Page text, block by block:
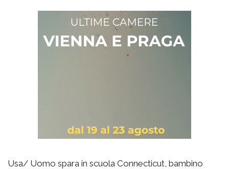
Usa/ Uomo spara in scuola Connecticut, bambino